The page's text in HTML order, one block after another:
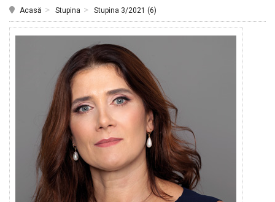
Acasă Stupina Stupina 3/2021 (6)